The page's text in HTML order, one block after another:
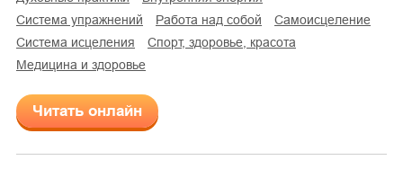
система упражнений
работа над собой
самоисцеление
система исцеления
спорт, здоровье, красота
медицина и здоровье
Читать онлайн